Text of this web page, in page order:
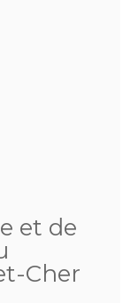
et de
Cher